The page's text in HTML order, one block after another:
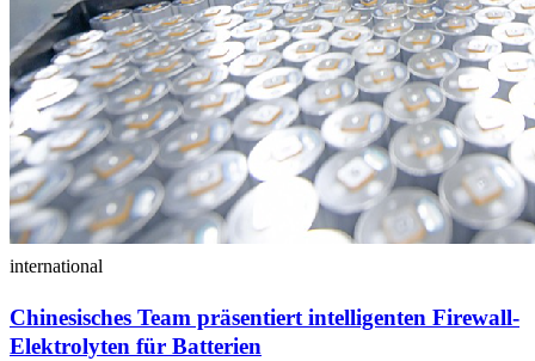
international
Chinesisches Team präsentiert intelligenten Firewall-
Elektrolyten für Batterien